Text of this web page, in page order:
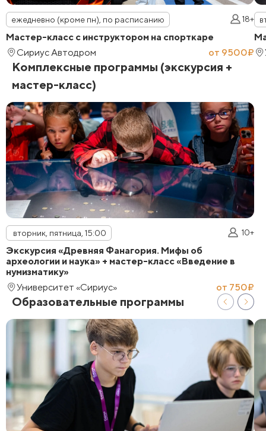
ежедневно (кроме пн), по расписанию 18+
Мастер-класс с инструктором на спорткаре
Сириус Автодром
от 9500₽
Комплексные программы (экскурсия +
мастер-класс)
вторник, пятница, 15:00 10+
Экскурсия «Древняя Фанагория. Мифы об
археологии и наука» + мастер-класс «Введение в
нумизматику»
Университет «Сириус»
от 750₽
Образовательные программы